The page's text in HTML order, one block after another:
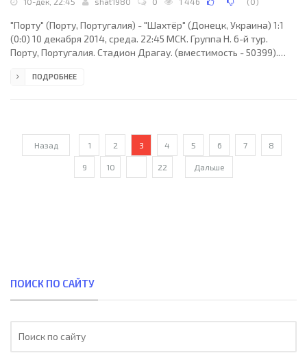
"Порту" (Порту, Португалия) - "Шахтёр" (Донецк, Украина) 1:1
(0:0) 10 декабря 2014, среда. 22:45 МСК. Группа H. 6-й тур.
Порту, Португалия. Стадион Драгау. (вместимость - 50399).
Сириль Грингор (Франция). Резервный: Сириль Ломпр
Адриан Лопес (Келвин, 53), Венсан
ПОДРОБНЕЕ
Назад 1 2 3 4 5 6 7 8
9 10 22 Дальше
ПОИСК ПО САЙТУ